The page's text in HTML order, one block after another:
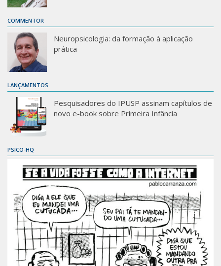
COMMENTOR
Neuropsicologia: da formação à aplicação
prática
LANÇAMENTOS
Pesquisadores do IPUSP assinam capítulos de
novo e-book sobre Primeira Infância
PSICO-HQ